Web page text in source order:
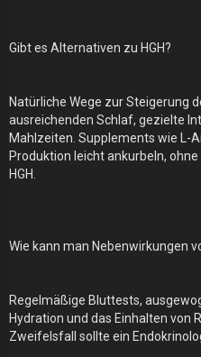
Gibt es Alternativen zu HGH?
Natürliche Wege zur Steigerung
ausreichenden Schlaf, gezielte
Mahlzeiten. Supplements wie L-
Produktion leicht ankurbeln,
HGH.
Wie kann man Nebenwirkungen
Regelmäßige Bluttests,
Hydration und das Einhalten von
Zweifelsfall sollte ein